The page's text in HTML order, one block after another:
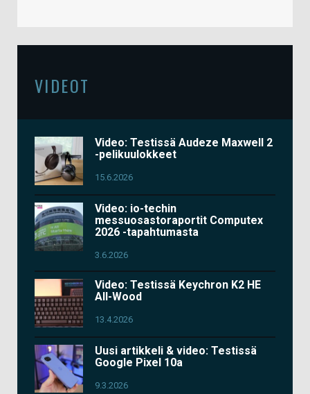
VIDEOT
Video: Testissä Audeze Maxwell 2
-pelikuulokkeet
15.6.2026
Video: io-techin
messuosastoraportit Computex
2026 -tapahtumasta
3.6.2026
Video: Testissä Keychron K2 HE
All-Wood
13.4.2026
Uusi artikkeli & video: Testissä
Google Pixel 10a
9.3.2026